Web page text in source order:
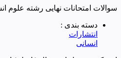
سوالات امتحانات نهایی رشته علوم
دسته بندی :
انتشارات
انسانی